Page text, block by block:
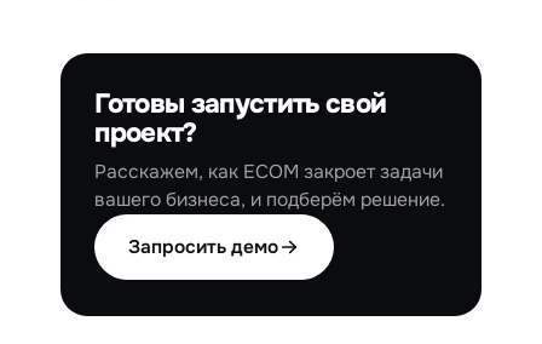
Готовы запустить свой
проект?
Расскажем, как ECOM закроет задачи
вашего бизнеса, и подберём решение.
Запросить демо